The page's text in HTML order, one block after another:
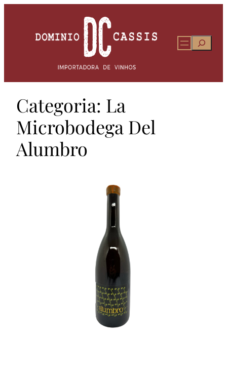
Categoria: La
Microbodega Del
Alumbro